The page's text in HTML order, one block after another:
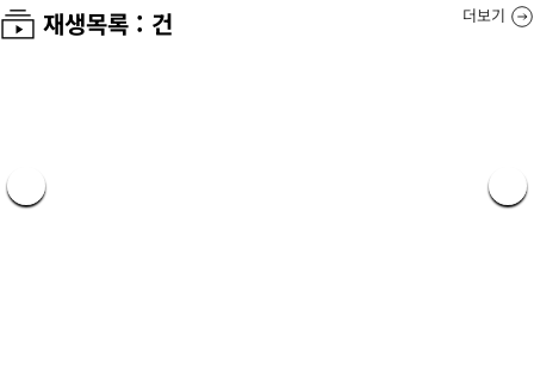
재생목록 : 건 더보기